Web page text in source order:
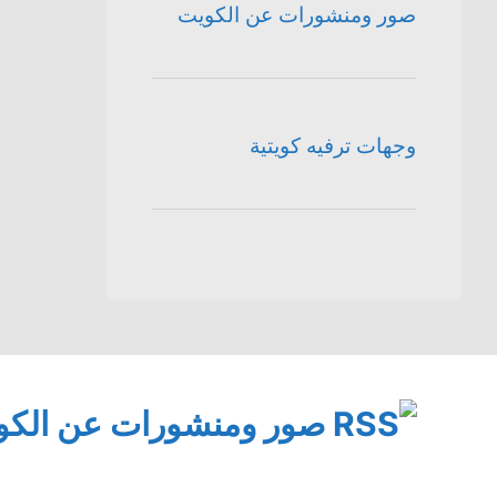
صور ومنشورات عن الكويت
وجهات ترفيه كويتية
صور ومنشورات عن